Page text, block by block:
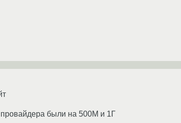
провайдера были на 500М и 1Г